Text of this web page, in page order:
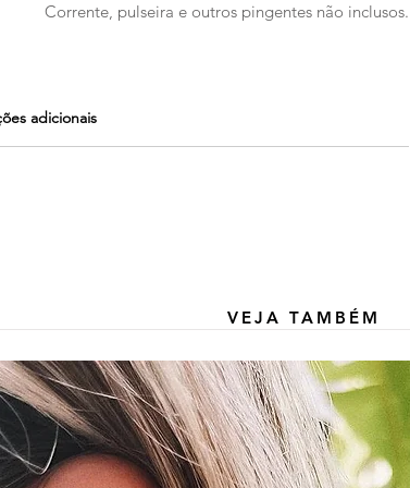
Corrente, pulseira e outros pingentes não inclusos.
adicionais
VEJA TAMBÉM